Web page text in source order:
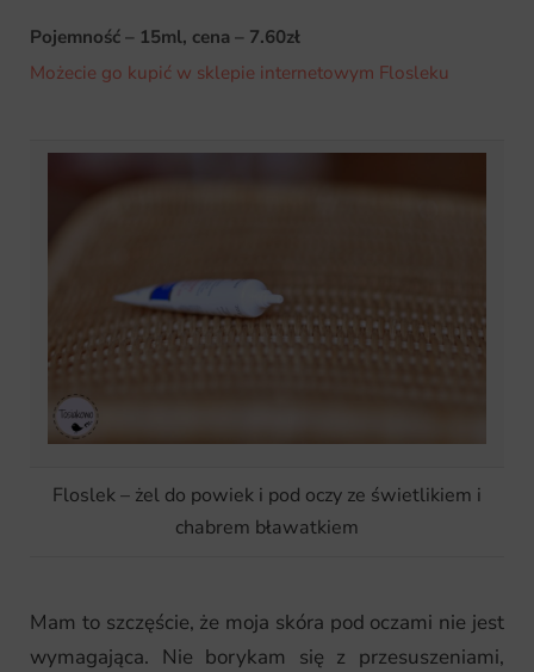
Pojemność – 15ml, cena – 7.60zł
Możecie go kupić w sklepie internetowym Flosleku
Floslek – żel do powiek i pod oczy ze świetlikiem i
chabrem bławatkiem
Mam to szczęście, że moja skóra pod oczami nie jest
wymagająca. Nie borykam się z przesuszeniami,